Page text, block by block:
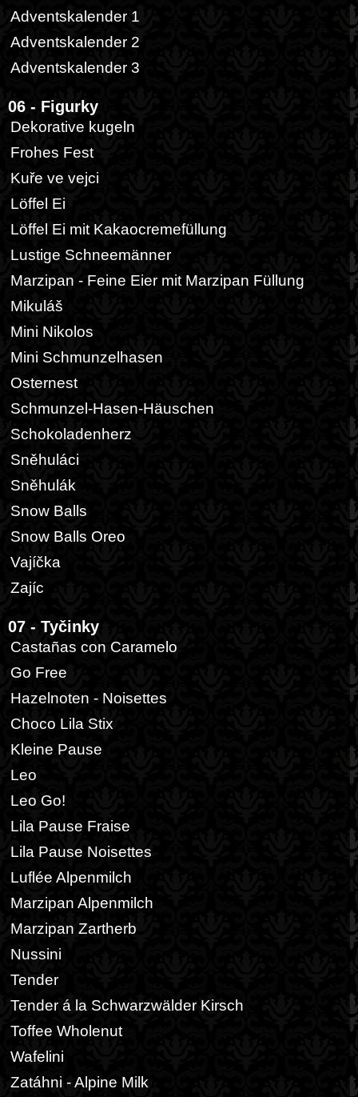
Adventskalender 1
Adventskalender 2
Adventskalender 3
06 - Figurky
Dekorative kugeln
Frohes Fest
Kuře ve vejci
Löffel Ei
Löffel Ei mit Kakaocremefüllung
Lustige Schneemänner
Marzipan - Feine Eier mit Marzipan Füllung
Mikuláš
Mini Nikolos
Mini Schmunzelhasen
Osternest
Schmunzel-Hasen-Häuschen
Schokoladenherz
Sněhuláci
Sněhulák
Snow Balls
Snow Balls Oreo
Vajíčka
Zajíc
07 - Tyčinky
Castañas con Caramelo
Go Free
Hazelnoten - Noisettes
Choco Lila Stix
Kleine Pause
Leo
Leo Go!
Lila Pause Fraise
Lila Pause Noisettes
Luflée Alpenmilch
Marzipan Alpenmilch
Marzipan Zartherb
Nussini
Tender
Tender á la Schwarzwälder Kirsch
Toffee Wholenut
Wafelini
Zatáhni - Alpine Milk